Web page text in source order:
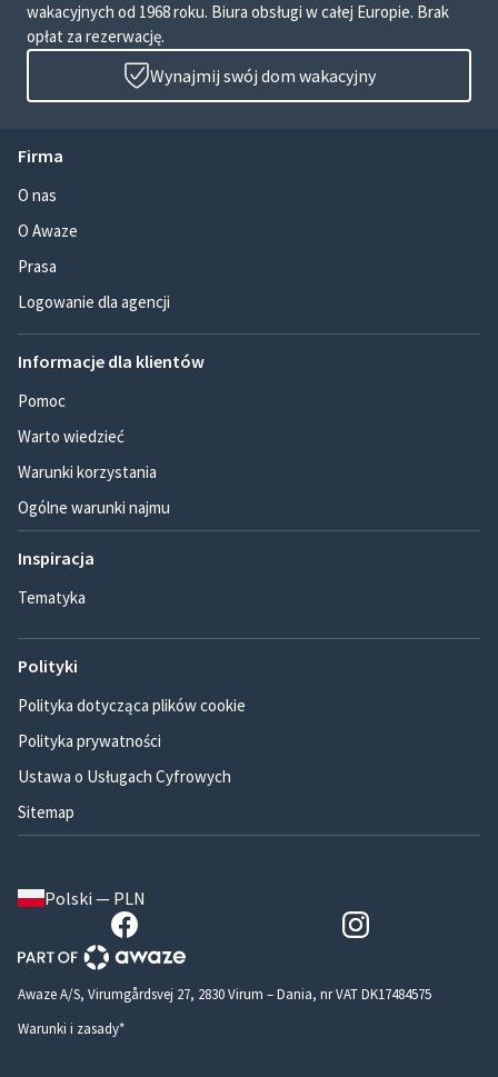
wakacyjnych od 1968 roku. Biura obsługi w całej Europie. Brak
opłat za rezerwację.
Wynajmij swój dom wakacyjny
Firma
O nas
O Awaze
Prasa
Logowanie dla agencji
Informacje dla klientów
Pomoc
Warto wiedzieć
Warunki korzystania
Ogólne warunki najmu
Inspiracja
Tematyka
Polityki
Polityka dotycząca plików cookie
Polityka prywatności
Ustawa o Usługach Cyfrowych
Sitemap
Polski — PLN
Awaze A/S, Virumgårdsvej 27, 2830 Virum – Dania, nr VAT DK17484575
Warunki i zasady*